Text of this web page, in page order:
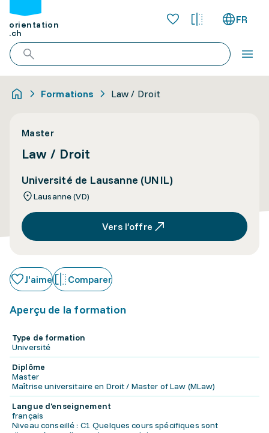
orientation
.ch
FR
Formations Law / Droit
Master
Law / Droit
Université de Lausanne (UNIL)
Lausanne (VD)
Vers l’offre
J'aime Comparer
Aperçu de la formation
Type de formation
Université
Diplôme
Master
Maîtrise universitaire en Droit / Master of Law (MLaw)
Langue d'enseignement
français
Niveau conseillé : C1 Quelques cours spécifiques sont